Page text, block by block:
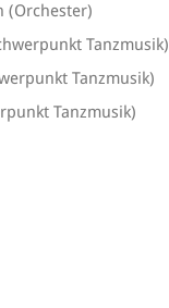
(Orchester)
Tanzmusik)
Tanzmusik)
Tanzmusik)